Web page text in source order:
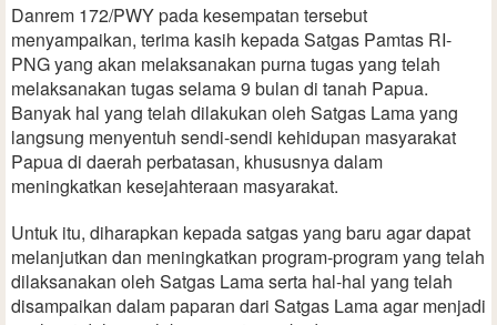
Danrem 172/PWY pada kesempatan tersebut
menyampaikan, terima kasih kepada Satgas Pamtas RI-
PNG yang akan melaksanakan purna tugas yang telah
melaksanakan tugas selama 9 bulan di tanah Papua.
Banyak hal yang telah dilakukan oleh Satgas Lama yang
langsung menyentuh sendi-sendi kehidupan masyarakat
Papua di daerah perbatasan, khususnya dalam
meningkatkan kesejahteraan masyarakat.
Untuk itu, diharapkan kepada satgas yang baru agar dapat
melanjutkan dan meningkatkan program-program yang telah
dilaksanakan oleh Satgas Lama serta hal-hal yang telah
disampaikan dalam paparan dari Satgas Lama agar menjadi